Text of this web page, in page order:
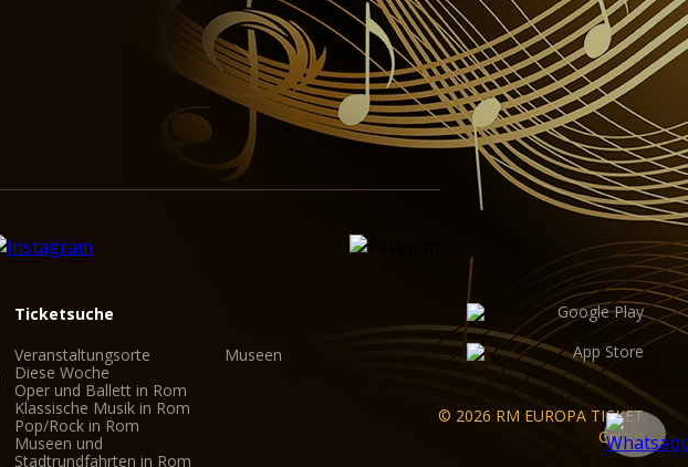
Ticketsuche
Veranstaltungsorte
Diese Woche
Oper und Ballett in Rom
Klassische Musik in Rom
Pop/Rock in Rom
Museen und
Stadtrundfahrten in Rom
Museen
© 2026 RM EUROPA TICKET
GmbH